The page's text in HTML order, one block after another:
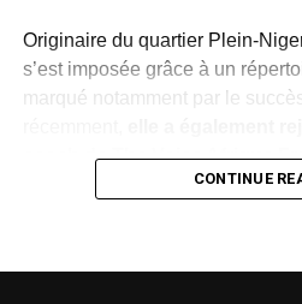
Originaire du quartier Plein-
s’est imposée grâce à un
marqué notamment par le
coach de The Voice Afrique
de figures emblématiques de la
CONTINUE